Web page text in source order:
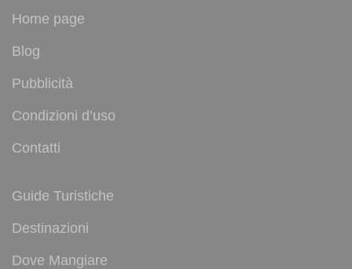
Home page
Blog
Pubblicità
Condizioni d’uso
Contatti
Guide Turistiche
Destinazioni
Dove Mangiare